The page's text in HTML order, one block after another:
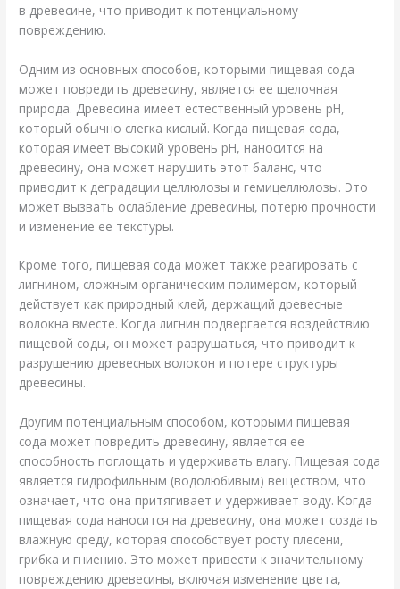
в древесине, что приводит к потенциальному
повреждению.
Одним из основных способов, которыми пищевая сода
может повредить древесину, является ее щелочная
природа. Древесина имеет естественный уровень pH,
который обычно слегка кислый. Когда пищевая сода,
которая имеет высокий уровень pH, наносится на
древесину, она может нарушить этот баланс, что
приводит к деградации целлюлозы и гемицеллюлозы. Это
может вызвать ослабление древесины, потерю прочности
и изменение ее текстуры.
Кроме того, пищевая сода может также реагировать с
лигнином, сложным органическим полимером, который
действует как природный клей, держащий древесные
волокна вместе. Когда лигнин подвергается воздействию
пищевой соды, он может разрушаться, что приводит к
разрушению древесных волокон и потере структуры
древесины.
Другим потенциальным способом, которыми пищевая
сода может повредить древесину, является ее
способность поглощать и удерживать влагу. Пищевая сода
является гидрофильным (водолюбивым) веществом, что
означает, что она притягивает и удерживает воду. Когда
пищевая сода наносится на древесину, она может создать
влажную среду, которая способствует росту плесени,
грибка и гниению. Это может привести к значительному
повреждению древесины, включая изменение цвета,